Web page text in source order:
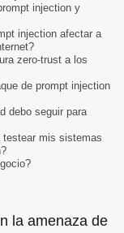
injection y
injection afectar a
zero-trust a los
de prompt injection
debo seguir para
testear mis sistemas
la amenaza de